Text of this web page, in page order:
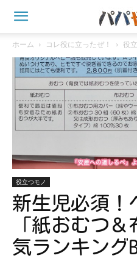
ホーム コレ役に立ったぜ！ 役
役立つモノ
新生児必須！
「紙おむつ
気ランキング